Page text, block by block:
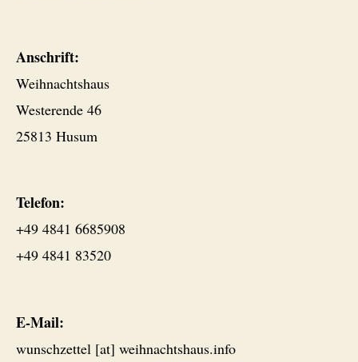
Anschrift:
Weihnachtshaus
Westerende 46
25813 Husum
Telefon:
+49 4841 6685908
+49 4841 83520
E-Mail:
wunschzettel [at] weihnachtshaus.info